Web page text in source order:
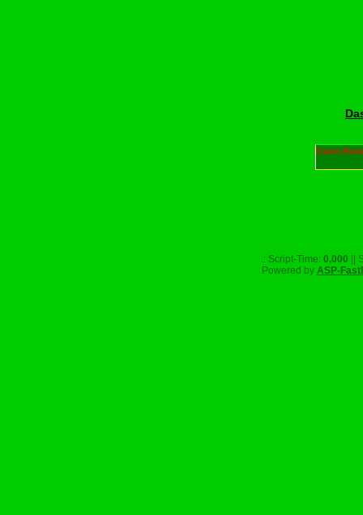
.: Script-Time: 0,000 ||
Powered by ASP-